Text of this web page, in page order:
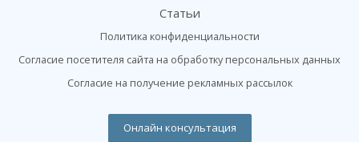
Статьи
Политика конфиденциальности
Согласие посетителя сайта на обработку персональных данных
Согласие на получение рекламных рассылок
Онлайн консультация